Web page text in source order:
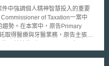
標能力，以及 (5) 傳遞多種通信方
政府應制訂調整政府之共同警報和
共警報和預警系統的操作流程。法
全資訊和其他警告資訊給公眾，從
及採用各種未來科學技術及整合應
須參加外，並應納入民間產業參與
中強調個人精神智慧投入的重要
of Taxation一案中
趨勢。在本案中，原告Primary
取得醫療與牙醫業務，原告主張相
應從信託的淨收益中加以扣除。